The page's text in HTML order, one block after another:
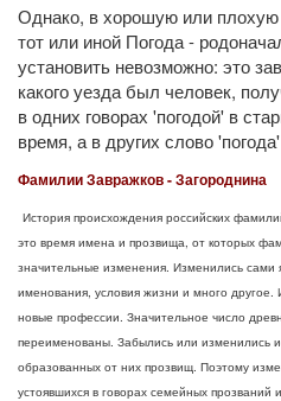
Однако, в хорошую или плохую
тот или иной Погода -
установить невозможно: это
какого уезда был человек,
в одних говорах 'погодой' в
время, а в других слово
Фамилии Завражков - Загороднина
История происхождения российских
это время имена и прозвища, от которых
значительные изменения. Изменились сами
именования, условия жизни и много
новые профессии. Значительное число
переименованы. Забылись или изменились
образованных от них прозвищ. Поэтому
устоявшихся в говорах семейных